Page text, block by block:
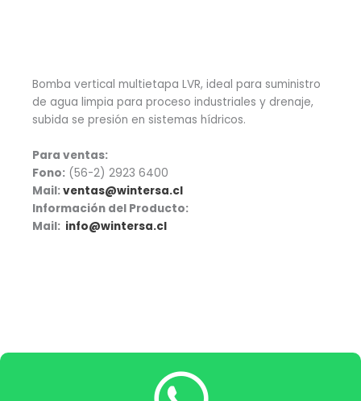
Bomba vertical multietapa LVR, ideal para suministro
de agua limpia para proceso industriales y drenaje,
subida se presión en sistemas hídricos.
Para ventas:
Fono: (56-2) 2923 6400
Mail:ventas@wintersa.cl
Información del Producto:
Mail: info@wintersa.cl